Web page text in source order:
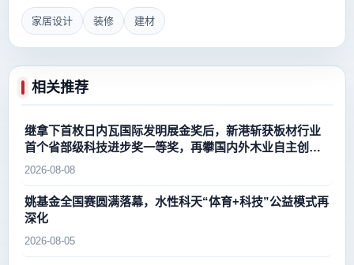
家居设计 装修 建材
相关推荐
继拿下首枚日内瓦国际发明展金奖后，新港斩获板材行业
首个省部级科技进步奖一等奖，再攀国内外木业自主创新
新高峰
2026-08-08
姚基金全国赛圆满落幕，水性科天“体育+科技”公益模式再
深化
2026-08-05